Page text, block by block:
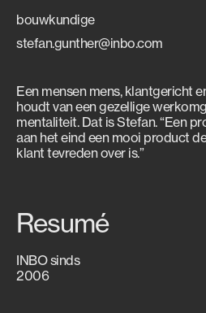
bouwkundige
stefan.gunther@inbo.com
Een mensen mens, klantgericht
houdt van een gezellige
mentaliteit. Dat is Stefan. “Een
aan het eind een mooi product
klant tevreden over is.”
Resumé
INBO sinds
2006